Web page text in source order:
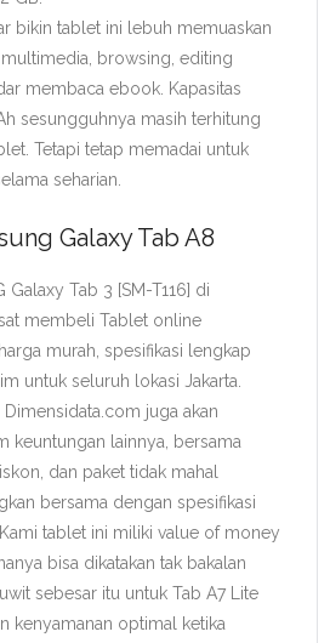
bikin tablet ini lebuh memuaskan
browsing, editing
membaca ebook. Kapasitas
sesungguhnya masih terhitung
Tetapi tetap memadai untuk
seharian.
Galaxy Tab A8
Galaxy Tab 3 [SM-T116] di
membeli Tablet online
murah, spesifikasi lengkap
untuk seluruh lokasi Jakarta.
juga akan
keuntungan lainnya, bersama
dan paket tidak mahal
bersama dengan spesifikasi
tablet ini miliki value of money
bisa dikatakan tak bakalan
sebesar itu untuk Tab A7 Lite
kenyamanan optimal ketika